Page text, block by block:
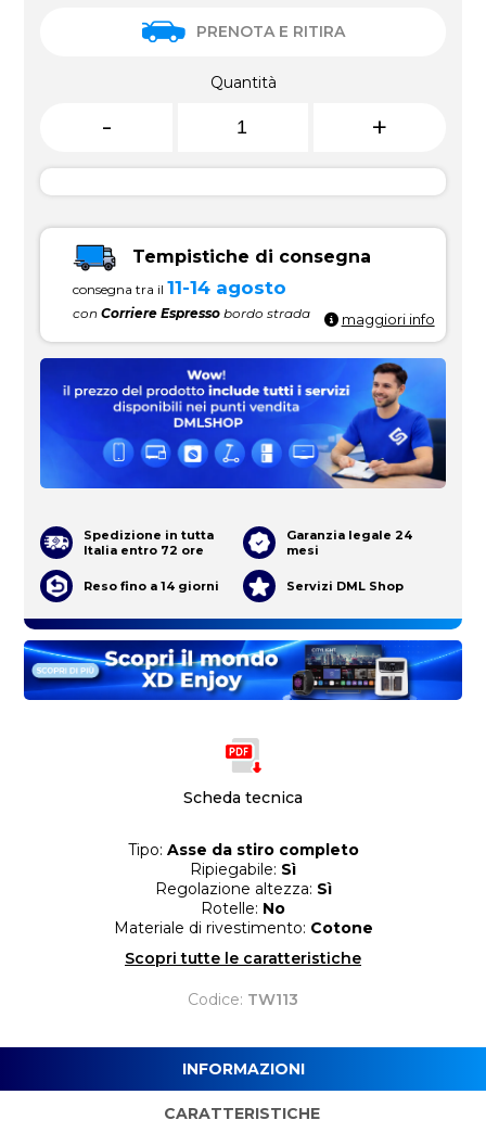
Scheda tecnica
Tipo: Asse da stiro completo
Ripiegabile: Sì
Regolazione altezza: Sì
Rotelle: No
Materiale di rivestimento: Cotone
Scopri tutte le caratteristiche
Codice: TW113
PRENOTA E RITIRA
Quantità
- +
Tempistiche di consegna
consegna tra il 11-14 agosto
conCorriere Espresso bordo strada maggiori info
Spedizione in tutta
Italia entro 72 ore
Garanzia legale 24
mesi
Reso fino a 14 giorni Servizi DML Shop
INFORMAZIONI
CARATTERISTICHE